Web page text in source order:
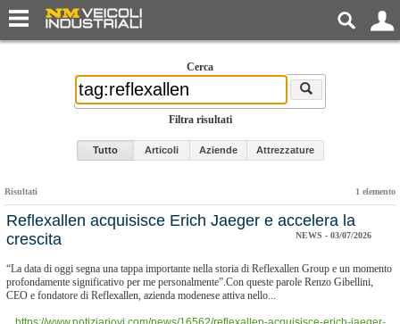
Cerca
Filtra risultati
Tutto Articoli Aziende Attrezzature
Risultati 1 elemento
Reflexallen acquisisce Erich Jaeger e accelera la
crescita
NEWS - 03/07/2026
“La data di oggi segna una tappa importante nella storia di Reflexallen Group e un momento
profondamente significativo per me personalmente”.Con queste parole Renzo Gibellini,
CEO e fondatore di Reflexallen, azienda modenese attiva nello...